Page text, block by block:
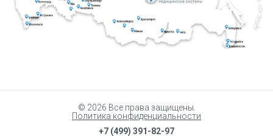
© 2026 Все права защищены.
Политика конфиденциальности
+7 (499) 391-82-97